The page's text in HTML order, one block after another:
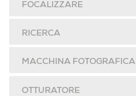
FOCALIZZARE
RICERCA
MACCHINA FOTOGRAFICA
OTTURATORE